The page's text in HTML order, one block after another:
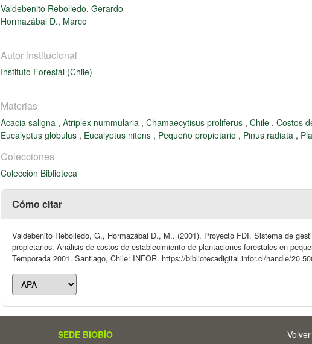
Valdebenito Rebolledo, Gerardo
Hormazábal D., Marco
Autor institucional
Instituto Forestal (Chile)
Materias
Acacia saligna , Atriplex nummularia , Chamaecytisus proliferus , Chile , Costos
Eucalyptus globulus , Eucalyptus nitens , Pequeño propietario , Pinus radiata ,
Colecciones
Colección Biblioteca
Cómo citar
Valdebenito Rebolledo, G., Hormazábal D., M.. (2001). Proyecto FDI. Sistema de
propietarios. Análisis de costos de establecimiento de plantaciones forestales en
Temporada 2001. Santiago, Chile: INFOR. https://bibliotecadigital.infor.cl/handle/
SEDE BIOBÍO